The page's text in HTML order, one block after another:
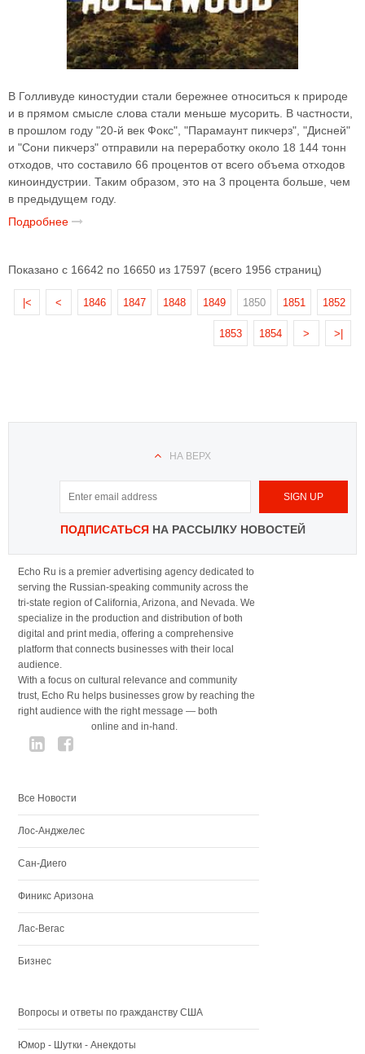
В Голливуде киностудии стали бережнее относиться к природе
и в прямом смысле слова стали меньше мусорить. В частности,
в прошлом году "20-й век Фокс", "Парамаунт пикчерз", "Дисней"
и "Сони пикчерз" отправили на переработку около 18 144 тонн
отходов, что составило 66 процентов от всего объема отходов
киноиндустрии. Таким образом, это на 3 процента больше, чем
в предыдущем году.
Подробнее
Показано с 16642 по 16650 из 17597 (всего 1956 страниц)
|< < 1846 1847 1848 1849 1850 1851 1852
1853 1854 > >|
НА ВЕРХ
ПОДПИСАТЬСЯНА РАССЫЛКУ НОВОСТЕЙ
Echo Ru is a premier advertising agency dedicated to
serving the Russian-speaking community across the
tri-state region of California, Arizona, and Nevada. We
specialize in the production and distribution of both
digital and print media, offering a comprehensive
platform that connects businesses with their local
audience.
With a focus on cultural relevance and community
trust, Echo Ru helps businesses grow by reaching the
right audience with the right message — both
online and in-hand.
Все Новости
Лос-Анджелес
Сан-Диего
Финикс Аризона
Лас-Вегас
Бизнес
Вопросы и ответы по гражданству США
Юмор - Шутки - Анекдоты